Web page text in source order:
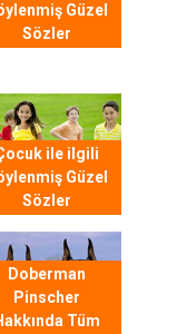
Güzel
Sözler
ile ilgili
Güzel
Sözler
Doberman
Pinscher
Tüm